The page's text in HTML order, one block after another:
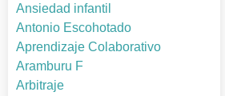
Ansiedad infantil
Antonio Escohotado
Aprendizaje Colaborativo
Aramburu F
Arbitraje